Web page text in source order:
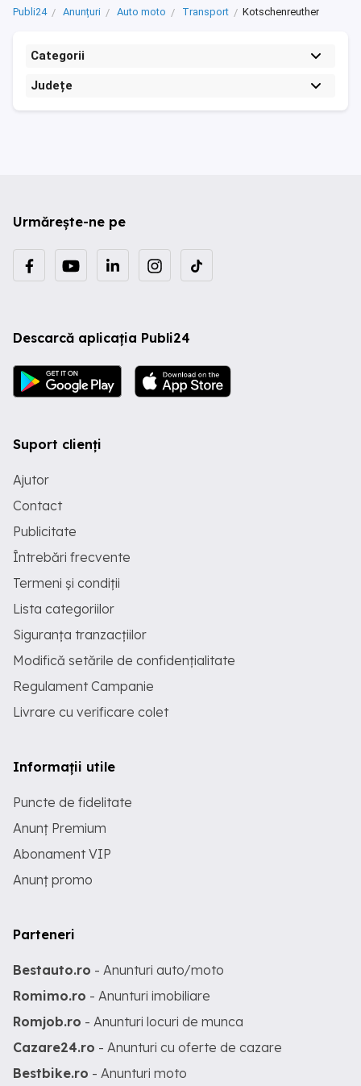
Publi24 Anunțuri Auto moto Transport Kotschenreuther
Categorii
Județe
Urmărește-ne pe
Descarcă aplicația Publi24
Suport clienți
Ajutor
Contact
Publicitate
Întrebări frecvente
Termeni și condiții
Lista categoriilor
Siguranța tranzacțiilor
Modifică setările de confidențialitate
Regulament Campanie
Livrare cu verificare colet
Informații utile
Puncte de fidelitate
Anunț Premium
Abonament VIP
Anunț promo
Parteneri
Bestauto.ro - Anunturi auto/moto
Romimo.ro - Anunturi imobiliare
Romjob.ro - Anunturi locuri de munca
Cazare24.ro - Anunturi cu oferte de cazare
Bestbike.ro - Anunturi moto